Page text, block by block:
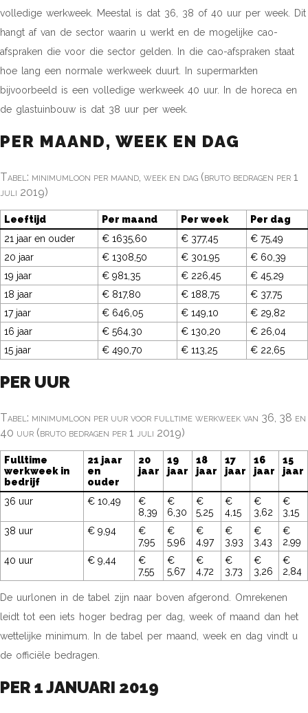
volledige werkweek. Meestal is dat 36, 38 of 40 uur per week. Dit
hangt af van de sector waarin u werkt en de mogelijke cao-
afspraken die voor die sector gelden. In die cao-afspraken staat
hoe lang een normale werkweek duurt. In supermarkten
bijvoorbeeld is een volledige werkweek 40 uur. In de horeca en
de glastuinbouw is dat 38 uur per week.
PER MAAND, WEEK EN DAG
Tabel: minimumloon per maand, week en dag (bruto bedragen per 1
juli 2019)
Leeftijd Per maand Per week
Per dag
21 jaar en ouder
€ 1635,60 € 377,45
€ 75,49
20 jaar
€ 1308,50 € 301,95
€ 60,39
19 jaar
€ 981,35 € 226,45
€ 45,29
18 jaar
€ 817,80 € 188,75
€ 37,75
17 jaar
€ 646,05 € 149,10
€ 29,82
16 jaar
€ 564,30 € 130,20
€ 26,04
15 jaar
€ 490,70 € 113,25 € 22,65
PER UUR
Tabel: minimumloon per uur voor fulltime werkweek van 36, 38 en
40 uur (bruto bedragen per 1 juli 2019)
Fulltime
werkweek in
bedrijf
21 jaar
en
ouder
20
jaar
19
jaar
18
jaar
17
jaar
16
jaar
15
jaar
36 uur € 10,49
€
8,39
€
6,30
€
5,25
€
4,15
€
3,62
€
3,15
38 uur
€ 9,94
€
7,95
€
5,96
€
4,97
€
3,93
€
3,43
€
2,99
40 uur
€ 9,44
€
7,55
€
5,67
€
4,72
€
3,73
€
3,26
€
2,84
De uurlonen in de tabel zijn naar boven afgerond. Omrekenen
leidt tot een iets hoger bedrag per dag, week of maand dan het
wettelijke minimum. In de tabel per maand, week en dag vindt u
de officiële bedragen.
PER 1 JANUARI 2019